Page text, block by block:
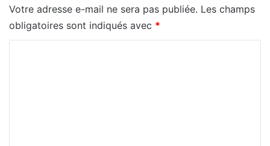
Votre adresse e-mail ne sera pas publiée. Les champs
obligatoires sont indiqués avec *